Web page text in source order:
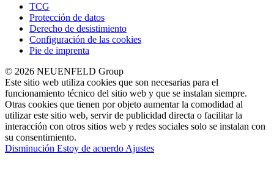
TCG
Protección de datos
Derecho de desistimiento
Configuración de las cookies
Pie de imprenta
© 2026 NEUENFELD Group
Este sitio web utiliza cookies que son necesarias para el
funcionamiento técnico del sitio web y que se instalan siempre.
Otras cookies que tienen por objeto aumentar la comodidad al
utilizar este sitio web, servir de publicidad directa o facilitar la
interacción con otros sitios web y redes sociales solo se instalan con
su consentimiento.
Disminución Estoy de acuerdo Ajustes